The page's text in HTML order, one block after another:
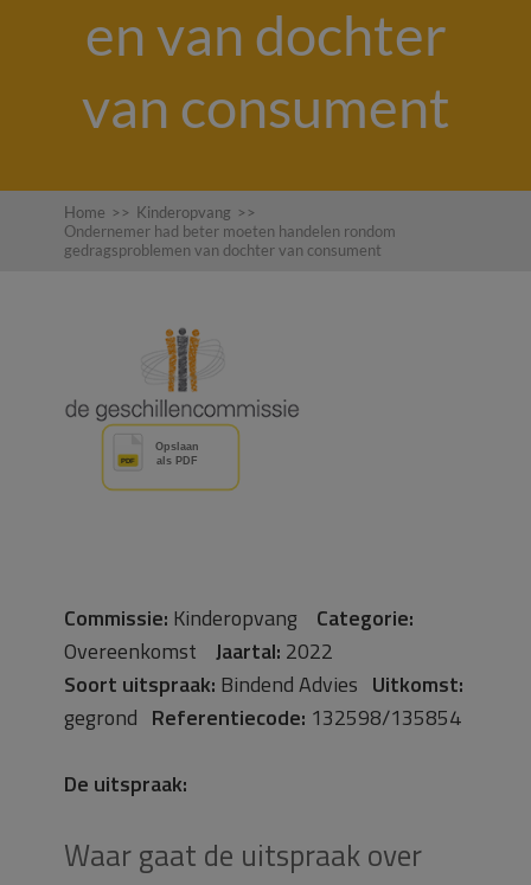
en van dochter
van consument
Home >> Kinderopvang >>
Ondernemer had beter moeten handelen rondom
gedragsproblemen van dochter van consument
Commissie: Kinderopvang Categorie:
Overeenkomst Jaartal: 2022
Soort uitspraak: Bindend Advies Uitkomst:
gegrond Referentiecode: 132598/135854
De uitspraak:
Waar gaat de uitspraak over